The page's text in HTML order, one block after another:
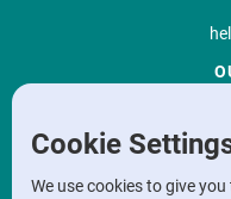
9860
Cookie
We use cookies to give